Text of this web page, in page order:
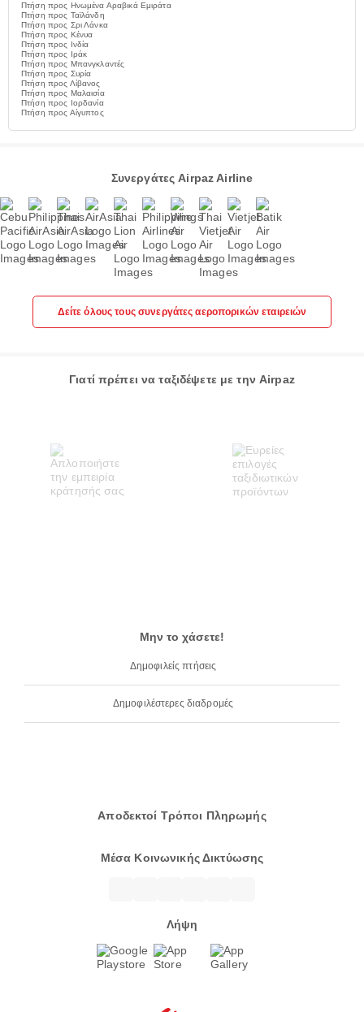
Πτήση προς Ηνωμένα Αραβικά Εμιράτα
Πτήση προς Ταϊλάνδη
Πτήση προς Σρι Λάνκα
Πτήση προς Κένυα
Πτήση προς Ινδία
Πτήση προς Ιράκ
Πτήση προς Μπανγκλαντές
Πτήση προς Συρία
Πτήση προς Λίβανος
Πτήση προς Μαλαισία
Πτήση προς Ιορδανία
Πτήση προς Αίγυπτος
Συνεργάτες Airpaz Airline
Δείτε όλους τους συνεργάτες αεροπορικών εταιρειών
Γιατί πρέπει να ταξιδέψετε με την Airpaz
Μην το χάσετε!
Δημοφιλείς πτήσεις
Δημοφιλέστερες διαδρομές
Αποδεκτοί Τρόποι Πληρωμής
Μέσα Κοινωνικής Δικτύωσης
Λήψη